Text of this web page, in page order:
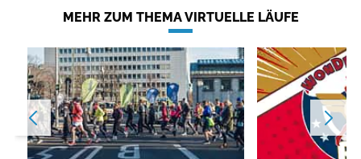
MEHR ZUM THEMA VIRTUELLE LÄUFE